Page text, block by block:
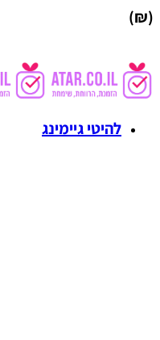
(₪)
להיטי גיימינג